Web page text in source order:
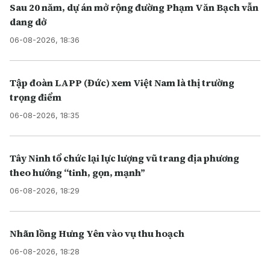
Sau 20 năm, dự án mở rộng đường Phạm Văn Bạch vẫn
dang dở
06-08-2026, 18:36
Tập đoàn LAPP (Đức) xem Việt Nam là thị trường
trọng điểm
06-08-2026, 18:35
Tây Ninh tổ chức lại lực lượng vũ trang địa phương
theo hướng “tinh, gọn, mạnh”
06-08-2026, 18:29
Nhãn lồng Hưng Yên vào vụ thu hoạch
06-08-2026, 18:28